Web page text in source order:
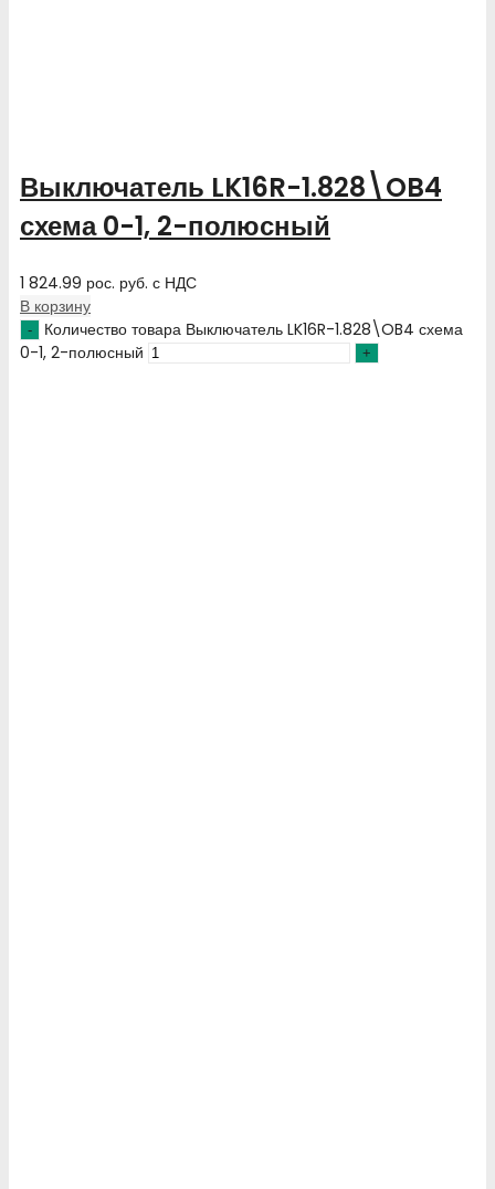
Выключатель LK16R-1.828\OB4
схема 0-1, 2-полюсный
1 824.99 рос. руб. с НДС
В корзину
Количество товара Выключатель LK16R-1.828\OB4 схема
0-1, 2-полюсный